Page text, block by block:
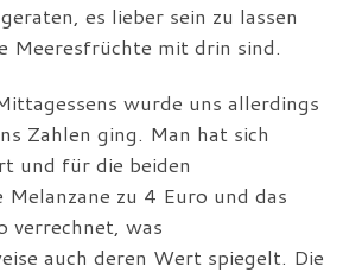
es lieber sein zu lassen
Meeresfrüchte mit drin sind.
wurde uns allerdings
Zahlen ging. Man hat sich
und für die beiden
zu 4 Euro und das
verrechnet, was
auch deren Wert spiegelt. Die